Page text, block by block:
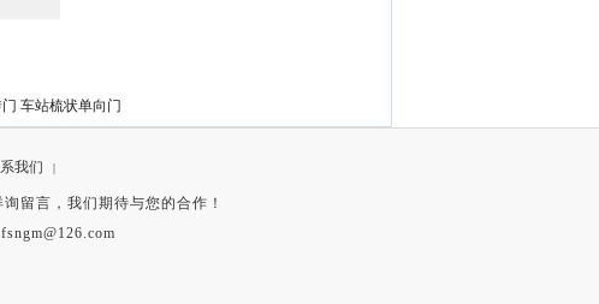
车站梳状单向门
我们 |
留言，我们期待与您的合作！